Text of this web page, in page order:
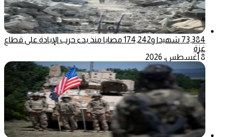
73,384 شهيدا و174,242 مصابا منذ بدء حرب الإبادة على قطاع
غزة
8 أغسطس، 2026